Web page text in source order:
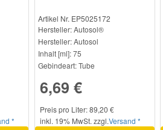
*
Artikel Nr. EP5025172
Hersteller: Autosol®
Hersteller:Autosol
Inhalt [ml]:75
Gebindeart:Tube
6,69 €
Preis pro Liter: 89,20 €
inkl. 19% MwSt. zzgl.Versand *